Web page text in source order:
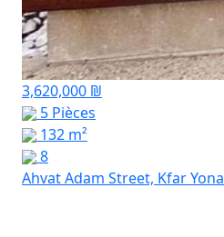
3,620,000 ₪
5 Pièces
132 m²
8
Ahvat Adam Street, Kfar Yona